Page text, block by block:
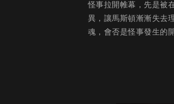
怪事拉開帷幕，先是被
異，讓馬斯頓漸漸失去
魂，會否是怪事發生的